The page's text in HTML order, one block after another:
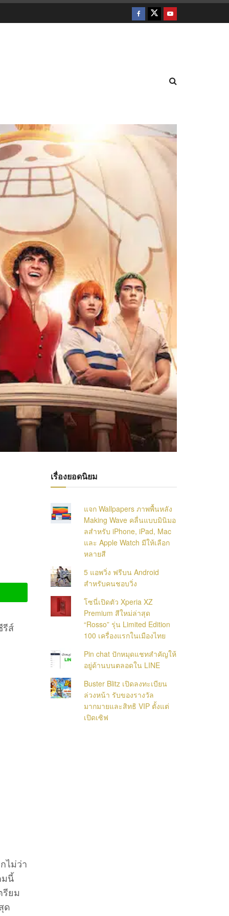
รีส์
ไม่ว่า
มนี้
รียม
ด
เรื่องยอดนิยม
แจก Wallpapers ภาพพื้นหลัง
Making Wave คลื่นแบบมินิมอ
ลสำหรับ iPhone, iPad, Mac
และ Apple Watch มีให้เลือก
หลายสี
5 แอพวิ่ง ฟรีบน Android
สำหรับคนชอบวิ่ง
โซนี่เปิดตัว Xperia XZ
Premium สีใหม่ล่าสุด
“Rosso” รุ่น Limited Edition
100 เครื่องแรกในเมืองไทย
Pin chat ปักหมุดแชทสำคัญให้
อยู่ด้านบนตลอดใน LINE
Buster Blitz เปิดลงทะเบียน
ล่วงหน้า รับของรางวัล
มากมายและสิทธิ VIP ตั้งแต่
เปิดเซิฟ